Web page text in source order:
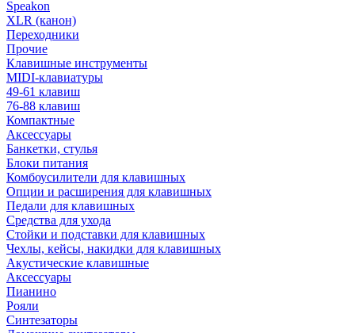
Speakon
XLR (канон)
Переходники
Прочие
Клавишные инструменты
MIDI-клавиатуры
49-61 клавиш
76-88 клавиш
Компактные
Аксессуары
Банкетки, стулья
Блоки питания
Комбоусилители для клавишных
Опции и расширения для клавишных
Педали для клавишных
Средства для ухода
Стойки и подставки для клавишных
Чехлы, кейсы, накидки для клавишных
Акустические клавишные
Аксессуары
Пианино
Рояли
Синтезаторы